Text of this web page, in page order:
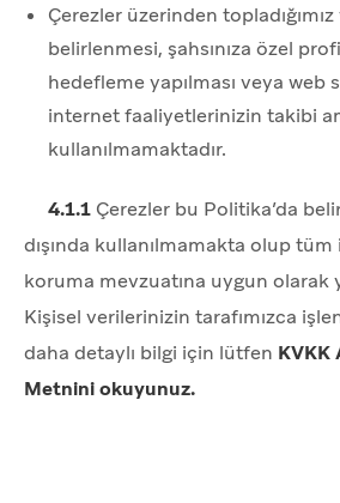
Çerezler üzerinden
belirlenmesi, şahsınıza özel
hedefleme yapılması veya web
internet faaliyetlerinizin takibi
kullanılmamaktadır.
4.1.1 Çerezler bu Politika’da
dışında kullanılmamakta olup
koruma mevzuatına uygun
Kişisel verilerinizin tarafımızca
daha detaylı bilgi için lütfen KVKK
Metnini okuyunuz.